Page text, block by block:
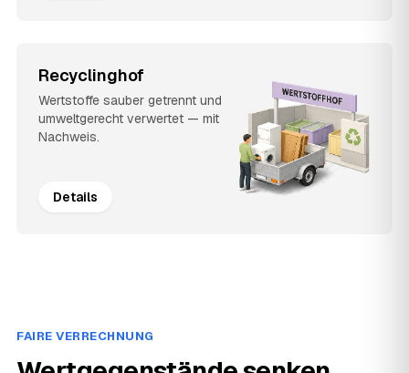
Recyclinghof
Wertstoffe sauber getrennt und
umweltgerecht verwertet — mit
Nachweis.
Details
FAIRE VERRECHNUNG